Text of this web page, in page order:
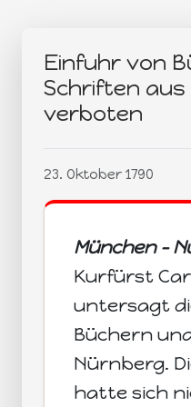
Einfuhr von
Schriften
verboten
23. Oktober 1790
München -
Kurfürst
untersagt
Büchern
Nürnberg.
hatte sich